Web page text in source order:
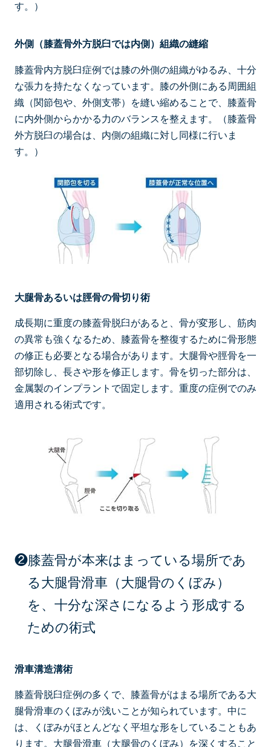
す。）
外側（膝蓋骨外方脱臼では内側）組織の縫縮
膝蓋骨内方脱臼症例では膝の外側の組織がゆるみ、十分
な張力を持たなくなっています。膝の外側にある周囲組
織（関節包や、外側支帯）を縫い縮めることで、膝蓋骨
に内外側からかかる力のバランスを整えます。（膝蓋骨
外方脱臼の場合は、内側の組織に対し同様に行いま
す。）
大腿骨あるいは脛骨の骨切り術
成長期に重度の膝蓋骨脱臼があると、骨が変形し、筋肉
の異常も強くなるため、膝蓋骨を整復するために骨形態
の修正も必要となる場合があります。大腿骨や脛骨を一
部切除し、長さや形を修正します。骨を切った部分は、
金属製のインプラントで固定します。重度の症例でのみ
適用される術式です。
❷膝蓋骨が本来はまっている場所であ
る大腿骨滑車（大腿骨のくぼみ）
を、十分な深さになるよう形成する
ための術式
滑車溝造溝術
膝蓋骨脱臼症例の多くで、膝蓋骨がはまる場所である大
腿骨滑車のくぼみが浅いことが知られています。中に
は、くぼみがほとんどなく平坦な形をしていることもあ
ります。大腿骨滑車（大腿骨のくぼみ）を深くすること